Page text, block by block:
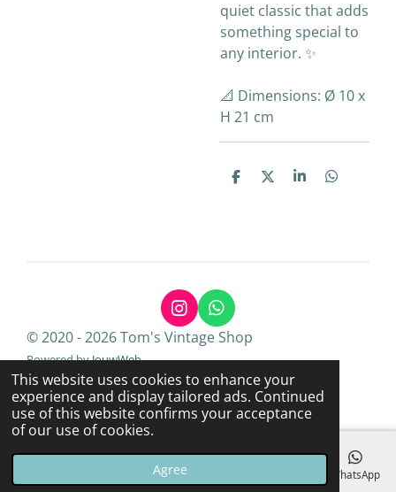
This website uses cookies to enhance your
experience and display tailored ads. Continued
use of this website confirms your acceptance
of our use of cookies.
Agree
quiet classic that adds
something special to
any interior. ✨
📐 Dimensions: Ø 10 x
H 21 cm
S
S
S
S
I
n
s
t
a
g
r
m
W
h
a
t
s
A
p
© 2020 - 2026 Tom's Vintage Shop
Powered byJouwWeb
Map WhatsApp